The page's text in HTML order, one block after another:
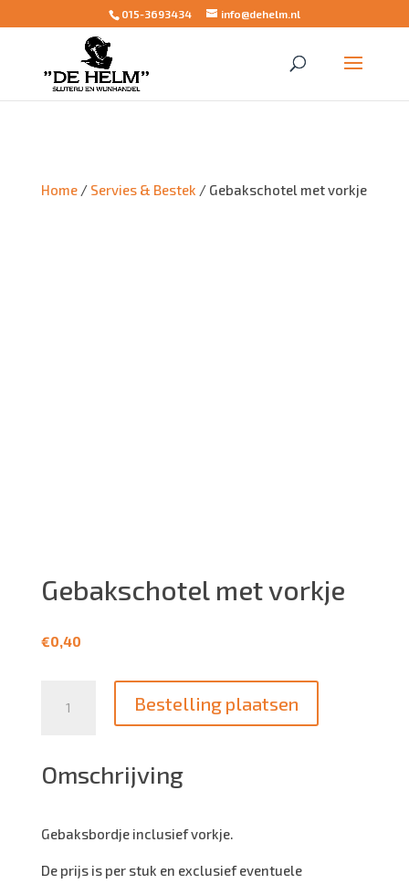
015-3693434 info@dehelm.nl
Home/ Servies & Bestek / Gebakschotel met vorkje
Gebakschotel met vorkje
€0,40
Bestelling plaatsen
Omschrijving
Gebaksbordje inclusief vorkje.
De prijs is per stuk en exclusief eventuele